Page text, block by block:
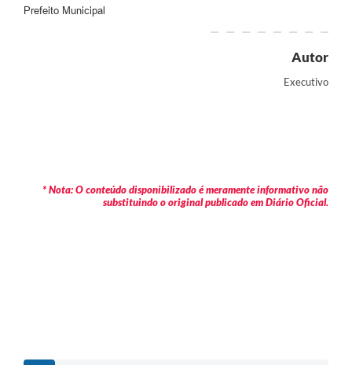
Prefeito Municipal
Autor
Executivo
* Nota: O conteúdo disponibilizado é meramente informativo não
substituindo o original publicado em Diário Oficial.